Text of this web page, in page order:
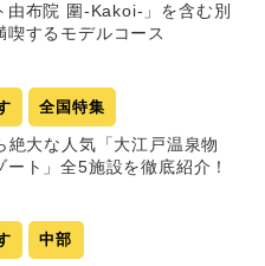
由布院 圍-Kakoi-」を含む別
喫するモデルコース
全国特集
絶大な人気「大江戸温泉物
ト」全5施設を徹底紹介！
中部